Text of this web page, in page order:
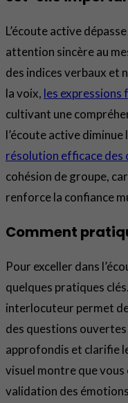
L’écoute active
attention sincère au
des indices verbaux et
la voix, les expressions
cultivant une
l’écoute active
résolution efficace des
cohésion de groupe,
renforce la confiance
Comment
Pour exceller dans
quelques pratiques
interlocuteur permet
des questions
approfondis et clarifie
visuel montre que vous
validation des